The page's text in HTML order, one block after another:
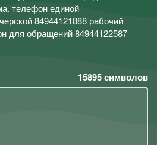
телефон единой
84944121888 рабочий
для обращений 84944122587
15895символов